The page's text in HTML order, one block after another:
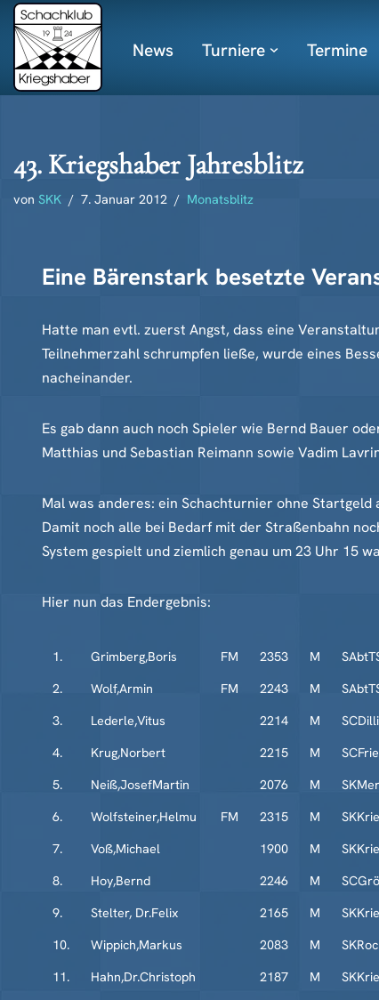
Zum
Inhalt
springen
News Turniere Termine
43. Kriegshaber Jahresblitz
von SKK 7. Januar 2012 Monatsblitz
Eine Bärenstark besetzte
Hatte man evtl. zuerst Angst, dass eine
Teilnehmerzahl schrumpfen ließe, wurde eines
nacheinander.
Es gab dann auch noch Spieler wie Bernd Bauer
Matthias und Sebastian Reimann sowie Vadim
Mal was anderes: ein Schachturnier ohne
Damit noch alle bei Bedarf mit der Straßenbahn
System gespielt und ziemlich genau um 23 Uhr 15
Hier nun das Endergebnis:
1. Grimberg,Boris FM 2353 M
2.
Wolf,Armin FM 2243 M
3.
Lederle,Vitus 2214 M
4.
Krug,Norbert 2215 M
5.
Neiß,JosefMartin 2076 M
6.
Wolfsteiner,Helmu FM 2315 M
7.
Voß,Michael 1900 M
8.
Hoy,Bernd 2246 M
9.
Stelter, Dr.Felix 2165 M
10.
Wippich,Markus 2083 M
11.
Hahn,Dr.Christoph 2187 M